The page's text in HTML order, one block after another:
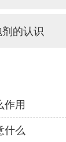
的认识
作用
什么